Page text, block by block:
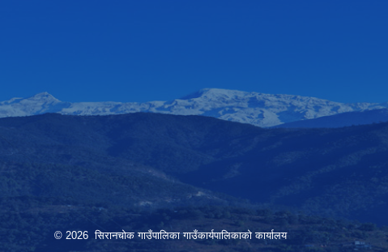
© 2026 सिरानचोक गाउँपालिका गाउँकार्यपालिकाको कार्यालय